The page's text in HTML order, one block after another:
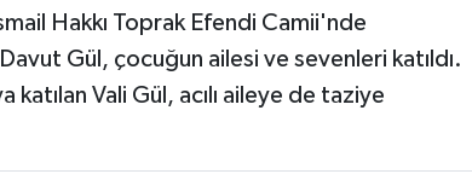
Hakkı Toprak Efendi Camii'nde
Gül, çocuğun ailesi ve sevenleri katıldı.
katılan Vali Gül, acılı aileye de taziye